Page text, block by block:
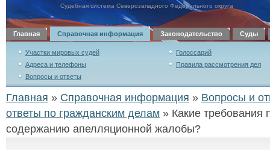
Судебная система Северозападного Федерального округа
Главная Справочная информация Законодательство Суды
Участки мировых судей
Голоссарий
Адреса и телефоны
Правила рассмотрения дел
Вопросы и ответы
Главная » Справочная информация » Вопросы и
ответы по гражданским делам » Какие требования
содержанию апелляционной жалобы?